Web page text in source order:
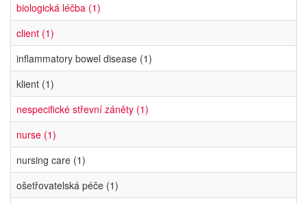
biologická léčba (1)
client (1)
inflammatory bowel disease (1)
klient (1)
nespecifické střevní záněty (1)
nurse (1)
nursing care (1)
ošetřovatelská péče (1)